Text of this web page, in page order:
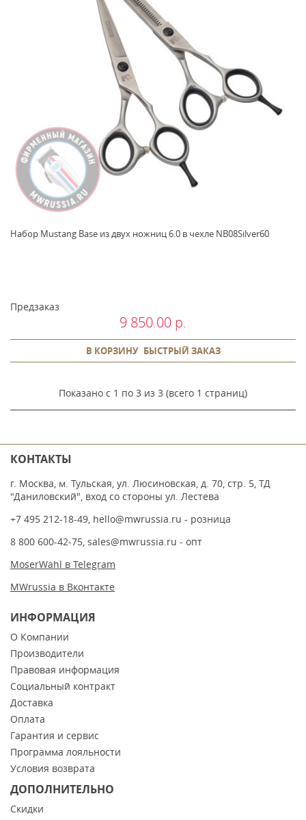
Набор Mustang Base из двух ножниц 6.0 в чехле NB08Silver60
Предзаказ
9 850.00 р.
В КОРЗИНУ БЫСТРЫЙ ЗАКАЗ
Показано с 1 по 3 из 3 (всего 1 страниц)
КОНТАКТЫ
г. Москва, м. Тульская, ул. Люсиновская, д. 70, стр. 5, ТД
"Даниловский", вход со стороны ул. Лестева
+7 495 212-18-49, hello@mwrussia.ru - розница
8 800 600-42-75, sales@mwrussia.ru - опт
MoserWahl в Telegram
MWrussia в Вконтакте
ИНФОРМАЦИЯ
О Компании
Производители
Правовая информация
Социальный контракт
Доставка
Оплата
Гарантия и сервис
Программа лояльности
Условия возврата
ДОПОЛНИТЕЛЬНО
Скидки